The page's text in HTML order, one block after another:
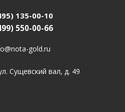
135-00-10
550-00-66
gold.ru
Сущевский вал, д. 49